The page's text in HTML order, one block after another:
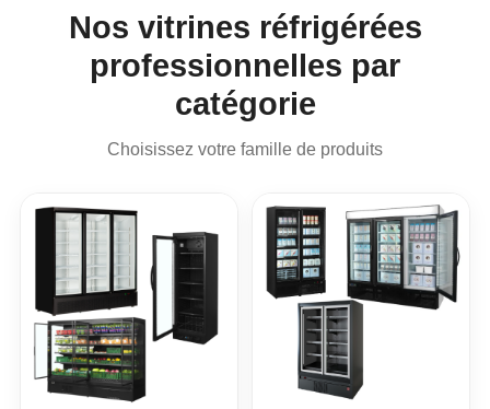
Nos vitrines réfrigérées
professionnelles par
catégorie
Choisissez votre famille de produits